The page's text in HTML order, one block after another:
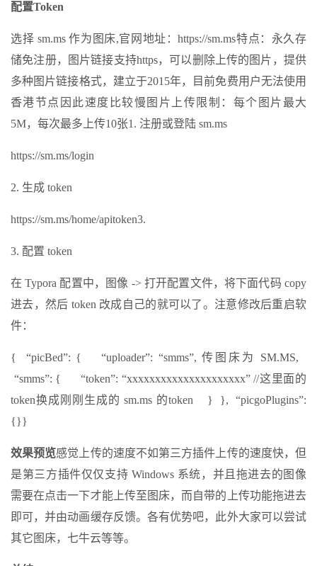
配置Token
选择 sm.ms 作为图床,官网地址：https://sm.ms特点：永久存
储免注册，图片链接支持https，可以删除上传的图片，提供
多种图片链接格式，建立于2015年，目前免费用户无法使用
香港节点因此速度比较慢图片上传限制：每个图片最大
5M，每次最多上传10张1. 注册或登陆 sm.ms
https://sm.ms/login
2. 生成 token
https://sm.ms/home/apitoken3.
3. 配置 token
在 Typora 配置中，图像 -> 打开配置文件，将下面代码 copy
进去，然后 token 改成自己的就可以了。注意修改后重启软
件：
{ “picBed”: { “uploader”: “smms”, 传图床为 SM.MS,
“smms”: { “token”: “xxxxxxxxxxxxxxxxxxxxx” //这里面的
token换成刚刚生成的 sm.ms 的token } }, “picgoPlugins”:
{}}
效果预览感觉上传的速度不如第三方插件上传的速度快，但
是第三方插件仅仅支持 Windows 系统，并且拖进去的图像
需要在点击一下才能上传至图床，而自带的上传功能拖进去
即可，并由动画缓存反馈。各有优势吧，此外大家可以尝试
其它图床，七牛云等等。